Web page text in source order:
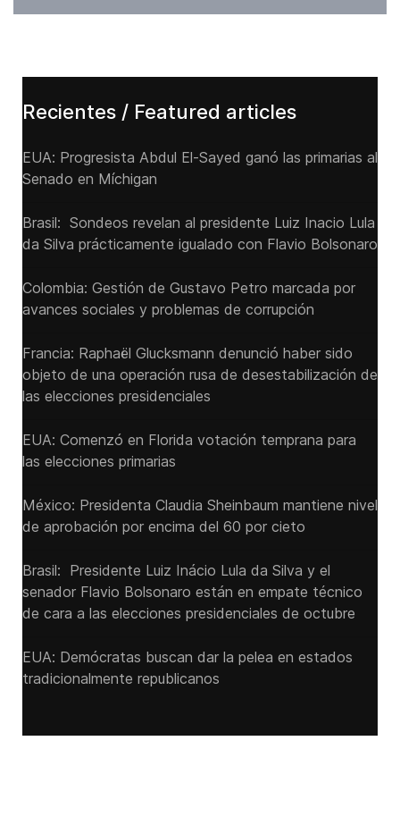
Recientes / Featured articles
EUA: Progresista Abdul El-Sayed ganó las primarias al
Senado ‌en Míchigan
Brasil: Sondeos revelan al presidente Luiz Inacio Lula
da Silva prácticamente igualado con Flavio Bolsonaro
Colombia: Gestión de Gustavo Petro marcada por
avances sociales y problemas de corrupción
Francia: Raphaël Glucksmann denunció haber sido
objeto de una operación rusa de desestabilización de
las elecciones presidenciales
EUA: Comenzó en Florida votación temprana para
las elecciones primarias
México: Presidenta Claudia Sheinbaum mantiene nivel
de aprobación por encima del 60 por cieto
Brasil: Presidente Luiz Inácio Lula da Silva y el
senador Flavio ‌Bolsonaro están en empate técnico
de cara a las ‌elecciones presidenciales de octubre
EUA: Demócratas buscan dar la pelea en estados
tradicionalmente republicanos